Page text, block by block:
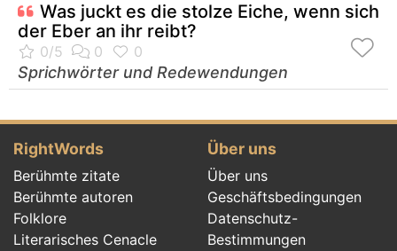
Was juckt es die stolze Eiche, wenn sich
der Eber an ihr reibt?
Sprichwörter und Redewendungen
RightWords
Berühmte zitate
Berühmte autoren
Folklore
Literarisches Cenacle
Über uns
Über uns
Geschäftsbedingungen
Datenschutz-
Bestimmungen